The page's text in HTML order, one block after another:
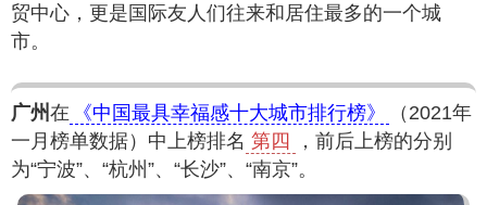
贸中心，更是国际友人们往来和居住最多的一个城
市。
广州在 《中国最具幸福感十大城市排行榜》
（2021年
一月榜单数据）中上榜排名 第四
，前后上榜的分别
为“宁波”、“杭州”、“长沙”、“南京”。